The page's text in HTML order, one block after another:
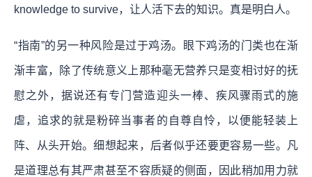
knowledge to survive，让人活下去的知识。真是明白人。
“指南”的另一种风险是过于鸡汤。眼下鸡汤的门类也在渐
渐丰富，除了传统意义上那种毫无营养只是变相讨好的抚
慰之外，据说还有专门营造迎头一棒、疾风骤雨式的施
虐，追求的就是粉碎当事者的自尊自怜，以便能轻装上
阵、从头开始。细想起来，后者似乎还要更容易一些。凡
是道理总有其严肃甚至不容质疑的侧面，因此稍加用力就